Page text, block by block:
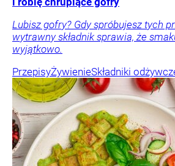
Lubisz gofry? Gdy spróbujesz tych
wytrawny składnik sprawia, że
wyjątkowo.
PrzepisyŻywienieSkładniki